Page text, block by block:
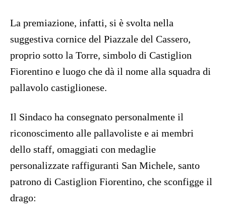
La premiazione, infatti, si è svolta nella
suggestiva cornice del Piazzale del Cassero,
proprio sotto la Torre, simbolo di Castiglion
Fiorentino e luogo che dà il nome alla squadra di
pallavolo castiglionese.
Il Sindaco ha consegnato personalmente il
riconoscimento alle pallavoliste e ai membri
dello staff, omaggiati con medaglie
personalizzate raffiguranti San Michele, santo
patrono di Castiglion Fiorentino, che sconfigge il
drago: